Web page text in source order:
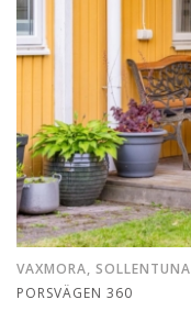
VAXMORA, SOLLENTUNA
PORSVÄGEN 360